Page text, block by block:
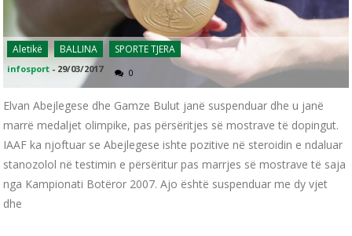
Aletikë BALLINA SPORTE TJERA
infosport - 29/03/2017 0
Elvan Abejlegese dhe Gamze Bulut janë suspenduar dhe u janë
marrë medaljet olimpike, pas përsëritjes së mostrave të dopingut.
IAAF ka njoftuar se Abejlegese ishte pozitive në steroidin e ndaluar
stanozolol në testimin e përsëritur pas marrjes së mostrave të saja
nga Kampionati Botëror 2007. Ajo është suspenduar me dy vjet
dhe